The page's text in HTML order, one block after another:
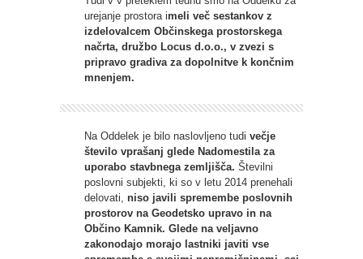
urejanje prostora imeli več sestankov z
izdelovalcem Občinskega prostorskega
načrta, družbo Locus d.o.o., v zvezi s
pripravo gradiva za dopolnitve k končnim
mnenjem.
Na Oddelek je bilo naslovljeno tudi večje
število vprašanj glede Nadomestila za
uporabo stavbnega zemljišča. Številni
poslovni subjekti, ki so v letu 2014 prenehali
delovati, niso javili spremembe poslovnih
prostorov na Geodetsko upravo in na
Občino Kamnik. Glede na veljavno
zakonodajo morajo lastniki javiti vse